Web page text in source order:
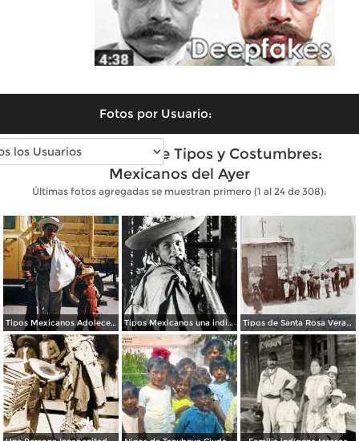
Fotos por Usuario:
Fotos antiguas de Tipos y Costumbres:
Mexicanos del Ayer
Últimas fotos agregadas se muestran primero (1 al 24 de 308):
Tipos Mexicanos Adolecente 1961. Tipos Mexicanos una india Huananche. Tipos de Santa Rosa Veracruz. ( Circulada el 11 de Agosto de 1908 ).